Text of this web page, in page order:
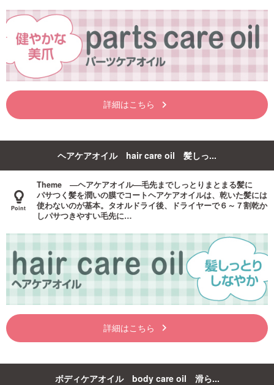
詳細はこちら keyboard_arrow_right
ヘアケアオイル hair care oil 髪しっ...
Theme ―ヘアケアオイル―毛先までしっとりまとまる髪に
パサつく髪を潤いの膜でコートヘアケアオイルは、乾いた髪には
使わないのが基本。タオルドライ後、ドライヤーで６～７割乾か
しパサつきやすい毛先に…
詳細はこちら keyboard_arrow_right
ボディケアオイル body care oil 滑ら...